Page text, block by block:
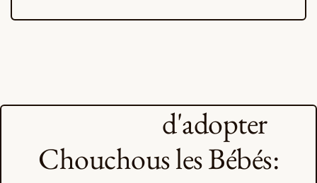
d'adopter
Chouchous les Bébés: